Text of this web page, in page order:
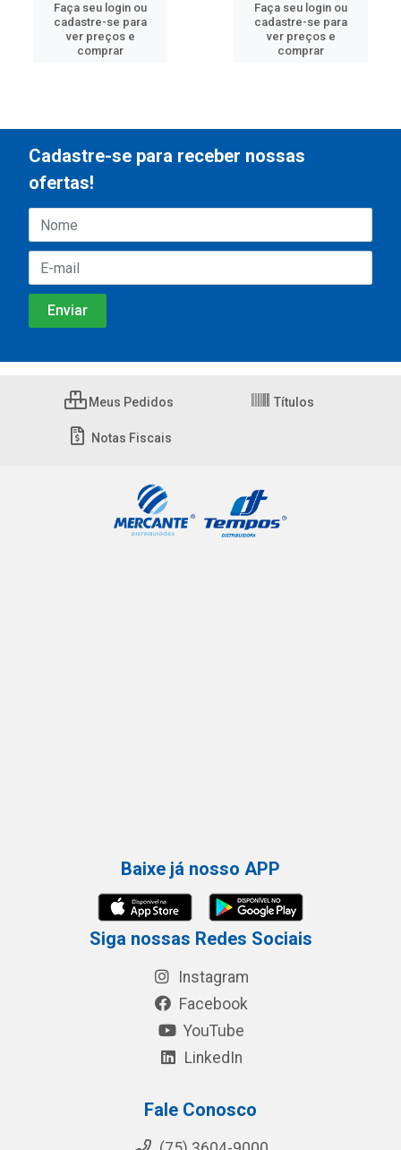
Faça seu login ou
cadastre-se para
ver preços e
comprar
Faça seu login ou
cadastre-se para
ver preços e
comprar
Cadastre-se para receber nossas
ofertas!
Meus Pedidos Títulos
Notas Fiscais
Baixe já nosso APP
Siga nossas Redes Sociais
Instagram
Facebook
YouTube
LinkedIn
Fale Conosco